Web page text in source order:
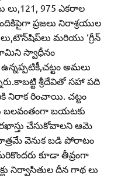
లు,121, 975 ఎకరాల
ప్రజలు నిరాశ్రయుల
మరియు ‘గ్రీన్‌
స్వాధీనం
ఉన్నప్పటికీ,చట్టం అమలు
శ్రీదేవితో సహా పది
నిరాక రించాయి. చట్టం
బలవంతంగా బయటకు
చేసుకోవాలని ఆమె
మాత్రమే వెనుక బడి పోరాటం
కూడా తీవ్రంగా
నిర్వాసితుల దీన గాథ లు